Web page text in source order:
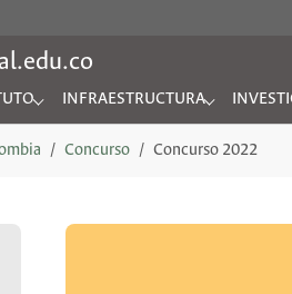
for "EL INSTITUTO"
INFRAESTRUCTURA
Submenu for
Concurso Concurso 2022